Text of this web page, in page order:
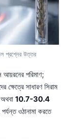
প্রশ্নের উত্তর
আয়রনের পরিমাণ;
সাধারণ সিরাম
অথবা 10.7-30.4
ওঠানামা করতে